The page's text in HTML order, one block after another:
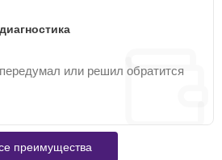
или решил обратится
преимущества